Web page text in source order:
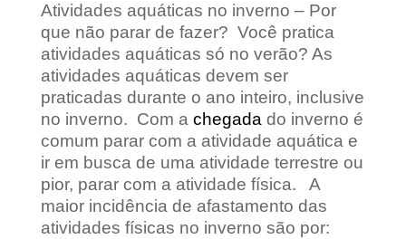
Atividades aquáticas no inverno – Por
que não parar de fazer? Você pratica
atividades aquáticas só no verão? As
atividades aquáticas devem ser
praticadas durante o ano inteiro, inclusive
no inverno. Com a chegada do inverno é
comum parar com a atividade aquática e
ir em busca de uma atividade terrestre ou
pior, parar com a atividade física. A
maior incidência de afastamento das
atividades físicas no inverno são por: